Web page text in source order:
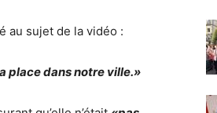
au sujet de la vidéo :
place dans notre ville.»